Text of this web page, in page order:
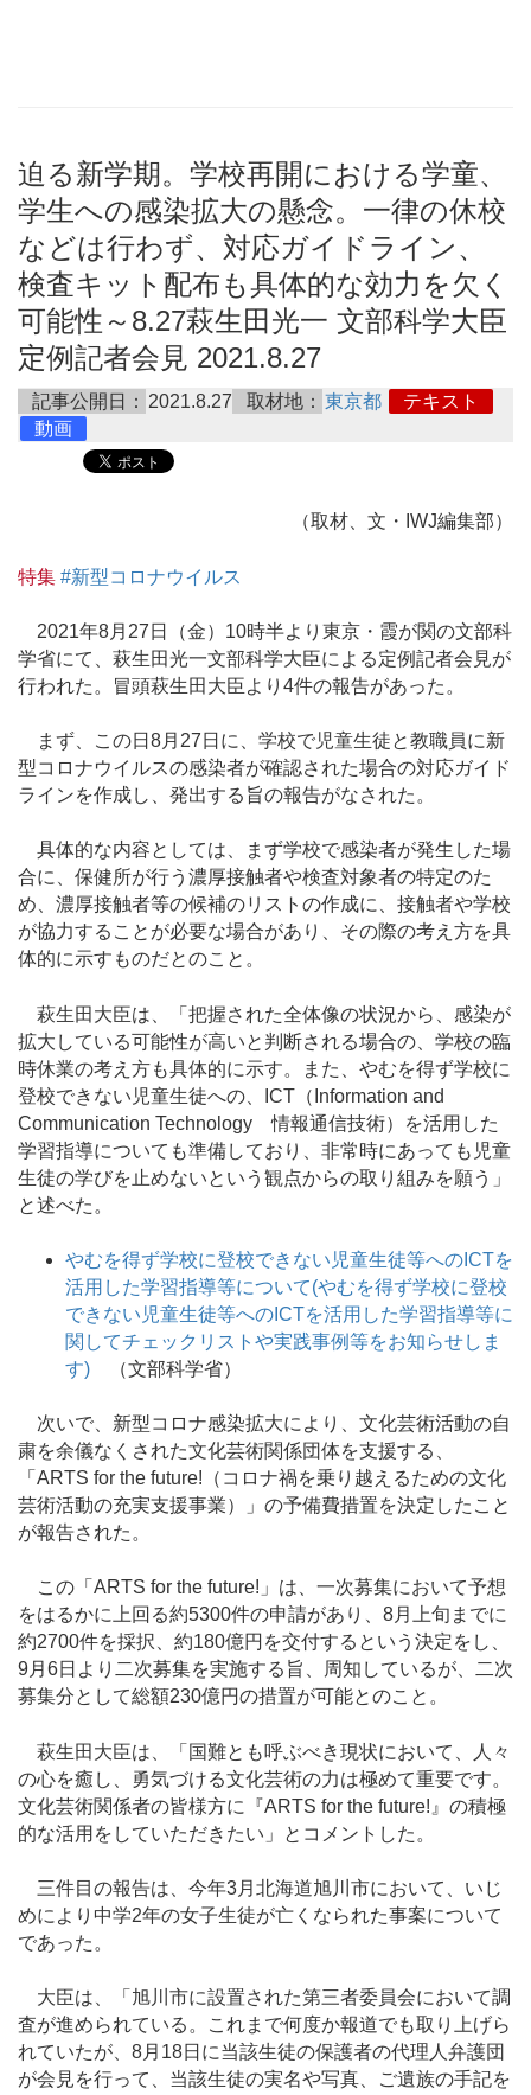
迫る新学期。学校再開における学童、
学生への感染拡大の懸念。一律の休校
などは行わず、対応ガイドライン、
検査キット配布も具体的な効力を欠く
可能性～8.27萩生田光一 文部科学大臣
定例記者会見 2021.8.27
記事公開日： 2021.8.27 取材地： 東京都
テキスト
動画
（取材、文・IWJ編集部）
特集 #新型コロナウイルス
2021年8月27日（金）10時半より東京・霞が関の文部科
学省にて、萩生田光一文部科学大臣による定例記者会見が
行われた。冒頭萩生田大臣より4件の報告があった。
まず、この日8月27日に、学校で児童生徒と教職員に新
型コロナウイルスの感染者が確認された場合の対応ガイド
ラインを作成し、発出する旨の報告がなされた。
具体的な内容としては、まず学校で感染者が発生した場
合に、保健所が行う濃厚接触者や検査対象者の特定のた
め、濃厚接触者等の候補のリストの作成に、接触者や学校
が協力することが必要な場合があり、その際の考え方を具
体的に示すものだとのこと。
萩生田大臣は、「把握された全体像の状況から、感染が
拡大している可能性が高いと判断される場合の、学校の臨
時休業の考え方も具体的に示す。また、やむを得ず学校に
登校できない児童生徒への、ICT（Information and
Communication Technology 情報通信技術）を活用した
学習指導についても準備しており、非常時にあっても児童
生徒の学びを止めないという観点からの取り組みを願う」
と述べた。
やむを得ず学校に登校できない児童生徒等へのICTを
活用した学習指導等について(やむを得ず学校に登校
できない児童生徒等へのICTを活用した学習指導等に
関してチェックリストや実践事例等をお知らせしま
す)
（文部科学省）
次いで、新型コロナ感染拡大により、文化芸術活動の自
粛を余儀なくされた文化芸術関係団体を支援する、
「ARTS for the future!（コロナ禍を乗り越えるための文化
芸術活動の充実支援事業）」の予備費措置を決定したこと
が報告された。
この「ARTS for the future!」は、一次募集において予想
をはるかに上回る約5300件の申請があり、8月上旬までに
約2700件を採択、約180億円を交付するという決定をし、
9月6日より二次募集を実施する旨、周知しているが、二次
募集分として総額230億円の措置が可能とのこと。
萩生田大臣は、「国難とも呼ぶべき現状において、人々
の心を癒し、勇気づける文化芸術の力は極めて重要です。
文化芸術関係者の皆様方に『ARTS for the future!』の積極
的な活用をしていただきたい」とコメントした。
三件目の報告は、今年3月北海道旭川市において、いじ
めにより中学2年の女子生徒が亡くなられた事案について
であった。
大臣は、「旭川市に設置された第三者委員会において調
査が進められている。これまで何度か報道でも取り上げら
れていたが、8月18日に当該生徒の保護者の代理人弁護団
が会見を行って、当該生徒の実名や写真、ご遺族の手記を